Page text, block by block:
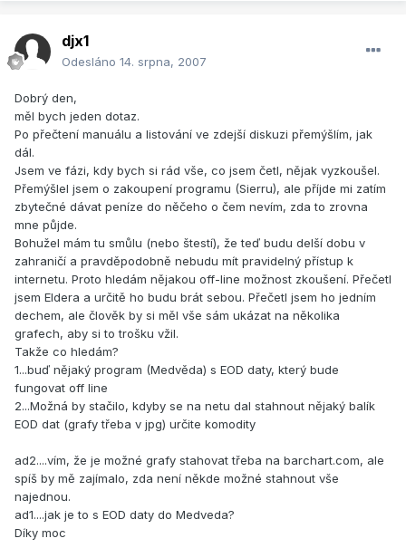
djx1
Odesláno 14. srpna, 2007
Dobrý den,
měl bych jeden dotaz.
Po přečtení manuálu a listování ve zdejší diskuzi přemýšlím, jak
dál.
Jsem ve fázi, kdy bych si rád vše, co jsem četl, nějak vyzkoušel.
Přemýšlel jsem o zakoupení programu (Sierru), ale příjde mi zatím
zbytečné dávat peníze do něčeho o čem nevím, zda to zrovna
mne půjde.
Bohužel mám tu smůlu (nebo štestí), že teď budu delší dobu v
zahraničí a pravděpodobně nebudu mít pravidelný přístup k
internetu. Proto hledám nějakou off-line možnost zkoušení. Přečetl
jsem Eldera a určitě ho budu brát sebou. Přečetl jsem ho jedním
dechem, ale člověk by si měl vše sám ukázat na několika
grafech, aby si to trošku vžil.
Takže co hledám?
1...buď nějaký program (Medvěda) s EOD daty, který bude
fungovat off line
2...Možná by stačilo, kdyby se na netu dal stahnout nějaký balík
EOD dat (grafy třeba v jpg) určite komodity
ad2....vím, že je možné grafy stahovat třeba na barchart.com, ale
spíš by mě zajímalo, zda není někde možné stahnout vše
najednou.
ad1....jak je to s EOD daty do Medveda?
Díky moc